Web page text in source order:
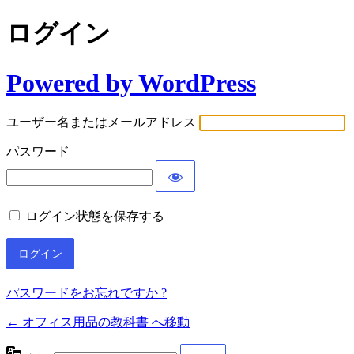
ログイン
Powered by WordPress
ユーザー名またはメールアドレス
パスワード
ログイン状態を保存する
パスワードをお忘れですか ?
← オフィス用品の教科書 へ移動